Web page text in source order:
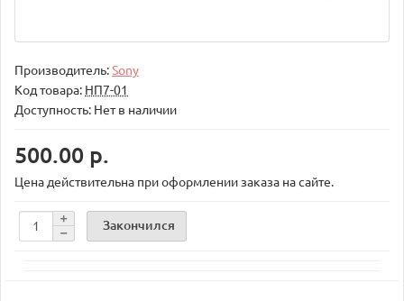
Производитель:Sony
Код товара: НП7-01
Доступность: Нет в наличии
500.00 р.
Цена действительна при оформлении заказа на сайте.
Закончился